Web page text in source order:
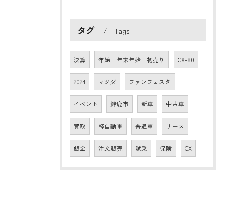
タグ Tags
決算 年始 年末年始 初売り CX-80
2024 マツダ ファンフェスタ
イベント 鈴鹿市 新車 中古車
買取 軽自動車 普通車 リース
鈑金 注文販売 試乗 保険 CX